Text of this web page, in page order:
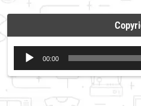
Reproductor
de
audio
00:00